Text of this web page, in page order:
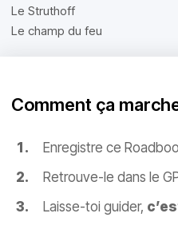
Le Struthoff
Le champ du feu
Comment ça
Enregistre ce
Retrouve-le dans le
Laisse-toi guider,